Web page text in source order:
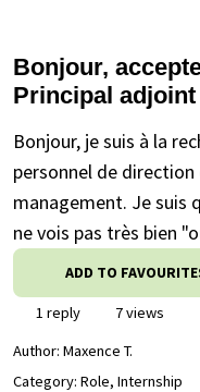
Bonjour,
Principal
Bonjour, je suis à la
personnel de direction
management. Je suis
ne vois pas très bien
ADD TO
1 reply
7 views
Author: Maxence T.
Category: Role, Internship